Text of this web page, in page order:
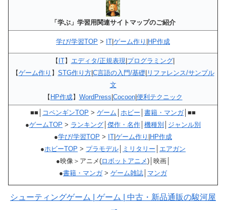
「学ぶ」学習用関連サイトマップのご紹介
学び/学習TOP > IT|ゲーム作り |HP作成
【IT】 エディタ/正規表現 |プログラミング|
【ゲーム作り 】 STG作り方|C言語の入門/基礎|リファレンス/サンプル
文
【HP作成】 WordPress|Cocoon|便利テクニック
■■│ コペンギンTOP > ゲーム ホビー 書籍・マンガ│■■
●ゲームTOP > ランキング 傑作・名作 機種別
ジャンル別
●学び/学習TOP > IT|ゲーム作り |HP作成
●ホビーTOP > プラモデル ミリタリー
エアガン
●映像＞アニメ(ロボットアニメ)│映画│
●書籍・マンガ> ゲーム雑誌 マンガ
シューティングゲーム | ゲーム | 中古・新品通販の駿河屋